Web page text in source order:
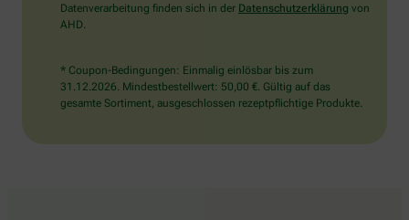
Datenverarbeitung finden sich in der Datenschutzerklärung von
AHD.
* Coupon-Bedingungen: Einmalig einlösbar bis zum
31.12.2026. Mindestbestellwert: 50,00 €. Gültig auf das
gesamte Sortiment, ausgeschlossen rezeptpflichtige Produkte.